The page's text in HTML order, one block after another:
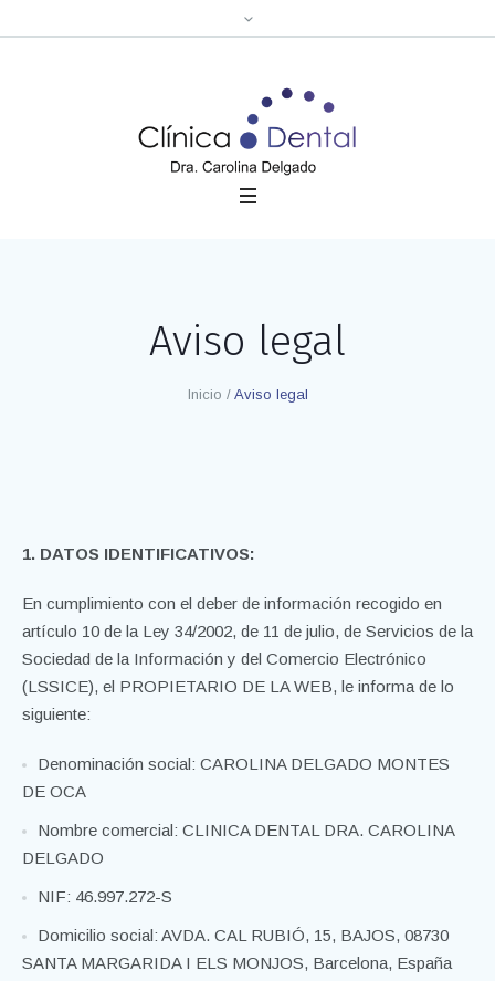
Aviso legal
Inicio / Aviso legal
1. DATOS IDENTIFICATIVOS:
En cumplimiento con el deber de información recogido en
artículo 10 de la Ley 34/2002, de 11 de julio, de Servicios de la
Sociedad de la Información y del Comercio Electrónico
(LSSICE), el PROPIETARIO DE LA WEB, le informa de lo
siguiente:
Denominación social: CAROLINA DELGADO MONTES
DE OCA
Nombre comercial: CLINICA DENTAL DRA. CAROLINA
DELGADO
NIF: 46.997.272-S
Domicilio social: AVDA. CAL RUBIÓ, 15, BAJOS, 08730
SANTA MARGARIDA I ELS MONJOS, Barcelona, España